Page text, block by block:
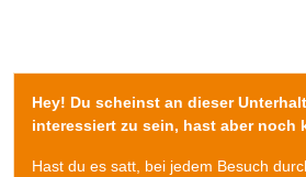
Hey! Du scheinst an dieser
interessiert zu sein, hast aber noch
Hast du es satt, bei jedem Besuch